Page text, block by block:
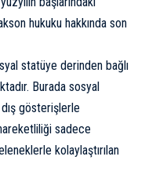
hukuku hakkında son
statüye derinden bağlı
Burada sosyal
gösterişlerle
sadece
kolaylaştırılan